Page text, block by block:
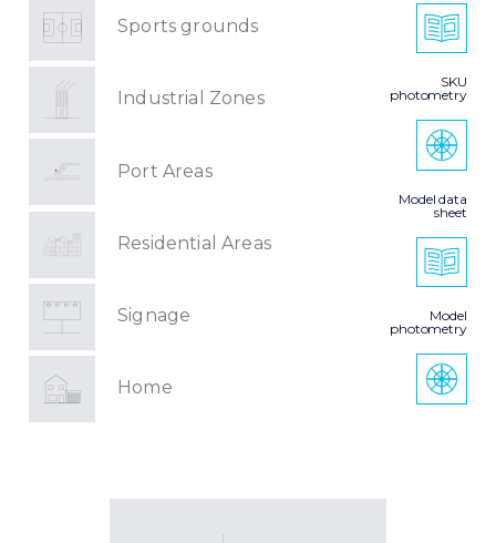
Sports grounds
Industrial Zones
Port Areas
Residential Areas
Signage
Home
SKU
photometry
Model data
sheet
Model
photometry